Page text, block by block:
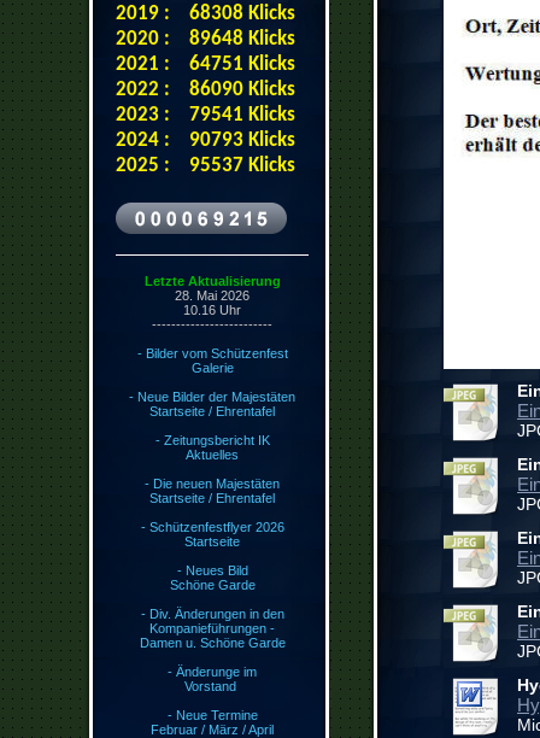
2019 : 68308 Klicks
2020 : 89648 Klicks
2021 : 64751 Klicks
2022 : 86090 Klicks
2023 : 79541 Klicks
2024 : 90793 Klicks
2025 : 95537 Klicks
Letzte Aktualisierung
28. Mai 2026
10.16 Uhr
-------------------------
- Bilder vom Schützenfest
Galerie
- Neue Bilder der Majestäten
Startseite / Ehrentafel
- Zeitungsbericht IK
Aktuelles
- Die neuen Majestäten
Startseite / Ehrentafel
- Schützenfestflyer 2026
Startseite
- Neues Bild
Schöne Garde
- Div. Änderungen in den
Kompanieführungen -
Damen u. Schöne Garde
- Änderunge im
Vorstand
- Neue Termine
Februar / März / April